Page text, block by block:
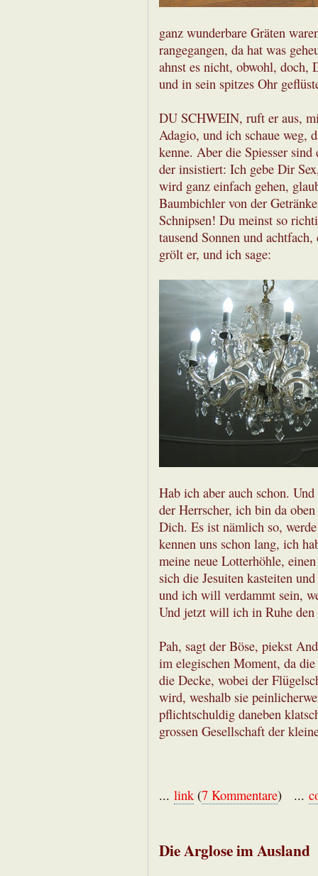
ganz wunderbare Gräten
rangegangen, da hat was
ahnst es nicht, obwohl, doch,
und in sein spitzes Ohr
DU SCHWEIN, ruft er aus,
Adagio, und ich schaue weg,
kenne. Aber die Spiesser
der insistiert: Ich gebe Dir
wird ganz einfach gehen,
Baumbichler von der
Schnipsen! Du meinst so
tausend Sonnen und
grölt er, und ich sage:
Hab ich aber auch schon.
der Herrscher, ich bin da
Dich. Es ist nämlich so,
kennen uns schon lang, ich
meine neue Lotterhöhle,
sich die Jesuiten kasteiten
und ich will verdammt sein,
Und jetzt will ich in Ruhe den
Pah, sagt der Böse, piekst
im elegischen Moment, da
die Decke, wobei der
wird, weshalb sie
pflichtschuldig daneben
grossen Gesellschaft der
... link (7 Kommentare) ...
Die Arglose im Ausland